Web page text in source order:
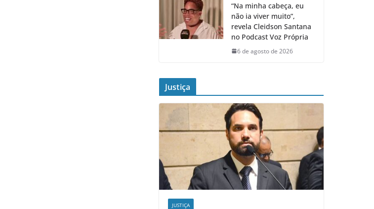
“Na minha cabeça, eu
não ia viver muito”,
revela Cleidson Santana
no Podcast Voz Própria
6 de agosto de 2026
Justiça
JUSTIÇA